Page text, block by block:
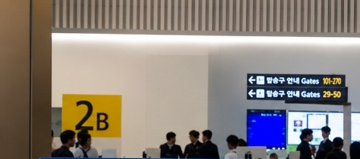
슷한 사례가 여러 차례 반복됐고, 결국 안전사고 우려까지 제기되면
서 차단시설 보강과 현장 통제 강화가 검토되고 있다. 단순한 '새치
기'가 아니라 공공질서와 안전을 동시에 위협하는 문제로 번진 것이
오랫동안 일부 중국인 관광객의 무질서한 행동이 사회문제로 보도돼